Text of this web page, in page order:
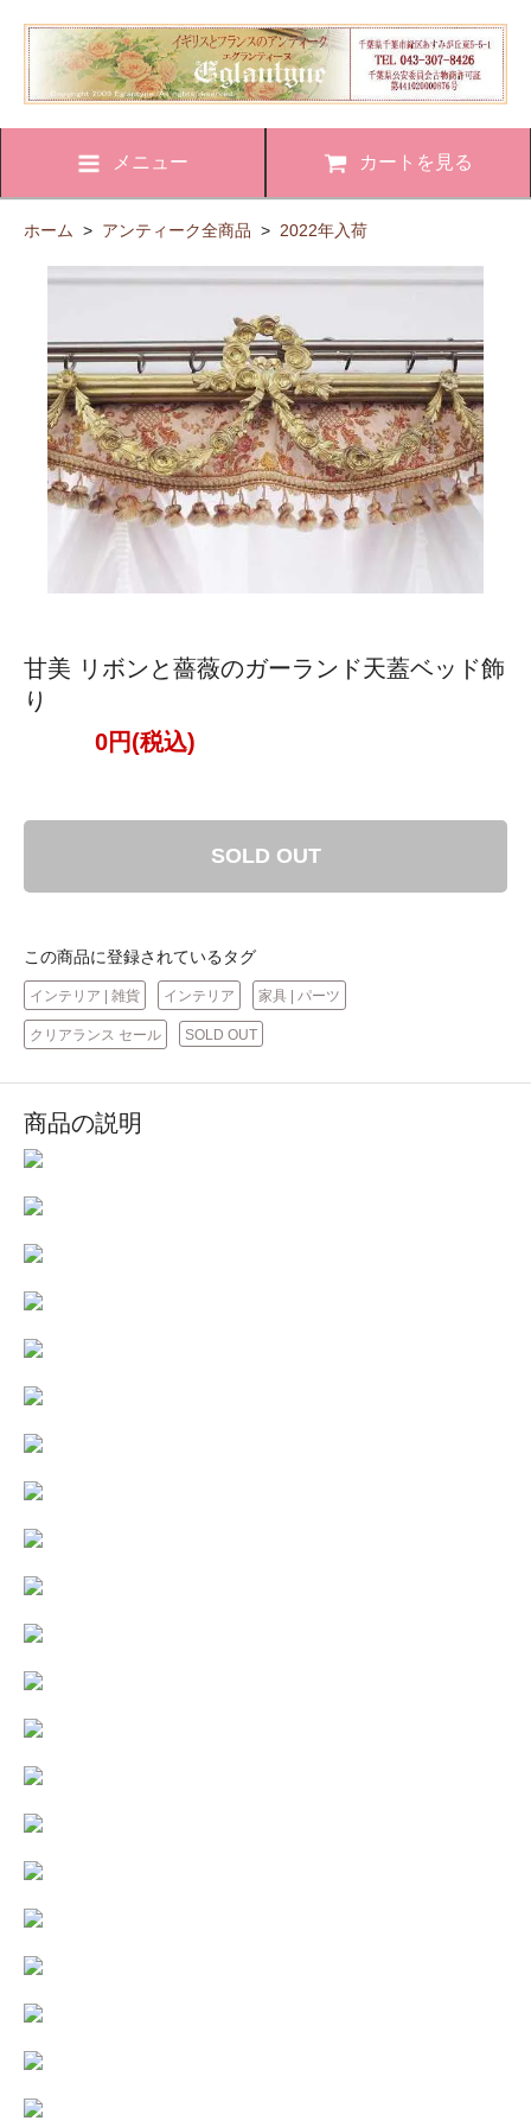
メニュー カートを見る
ホーム > アンティーク全商品 > 2022年入荷
甘美 リボンと薔薇のガーランド天蓋ベッド飾
り
0円(税込)
SOLD OUT
この商品に登録されているタグ
インテリア | 雑貨 インテリア 家具 | パーツ
クリアランス セール SOLD OUT
商品の説明